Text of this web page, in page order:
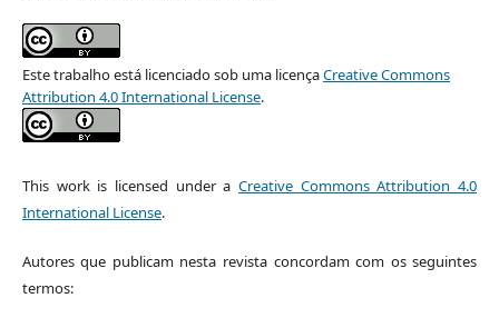
Este trabalho está licenciado sob uma licençaCreative Commons
Attribution 4.0 International License.
This work is licensed under aCreative Commons Attribution 4.0
International License.
Autores que publicam nesta revista concordam com os seguintes
termos: